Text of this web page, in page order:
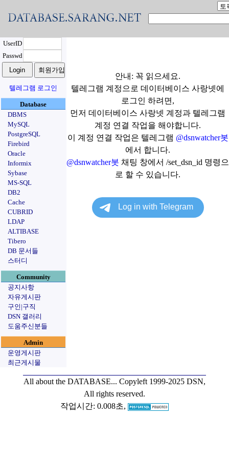
UserID
Passwd
텔레그램 로그인
Database
DBMS
MySQL
PostgreSQL
Firebird
Oracle
Informix
Sybase
MS-SQL
DB2
Cache
CUBRID
LDAP
ALTIBASE
Tibero
DB 문서들
스터디
Community
공지사항
자유게시판
구인|구직
DSN 갤러리
도움주신분들
Admin
운영게시판
최근게시물
안내: 꼭 읽으세요.
텔레그램 계정으로 데이터베이스 사랑넷에
로그인 하려면,
먼저 데이터베이스 사랑넷 계정과 텔레그램
계정 연결 작업을 해야합니다.
이 계정 연결 작업은 텔레그램 @dsnwatcher봇
에서 합니다.
@dsnwatcher봇 채팅 창에서 /set_dsn_id 명령으
로 할 수 있습니다.
All about the DATABASE... Copyleft 1999-2025 DSN,
All rights reserved.
작업시간: 0.008초,